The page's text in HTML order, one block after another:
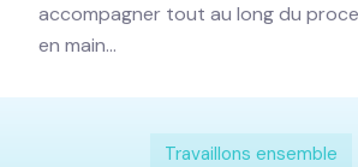
accompagner tout au long du
en main…
Travaillons ensemble